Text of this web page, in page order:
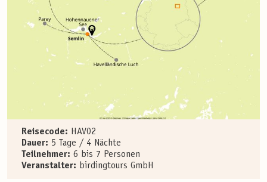
Reisecode: HAV02
Dauer: 5 Tage / 4 Nächte
Teilnehmer: 6 bis 7 Personen
Veranstalter: birdingtours GmbH